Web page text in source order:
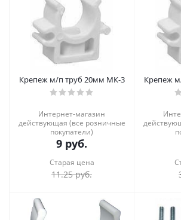
Крепеж м/п труб 20мм МК-3
Интернет-магазин
действующая (все розничные
покупатели)
9 руб.
Старая цена
11.25руб.
Крепеж